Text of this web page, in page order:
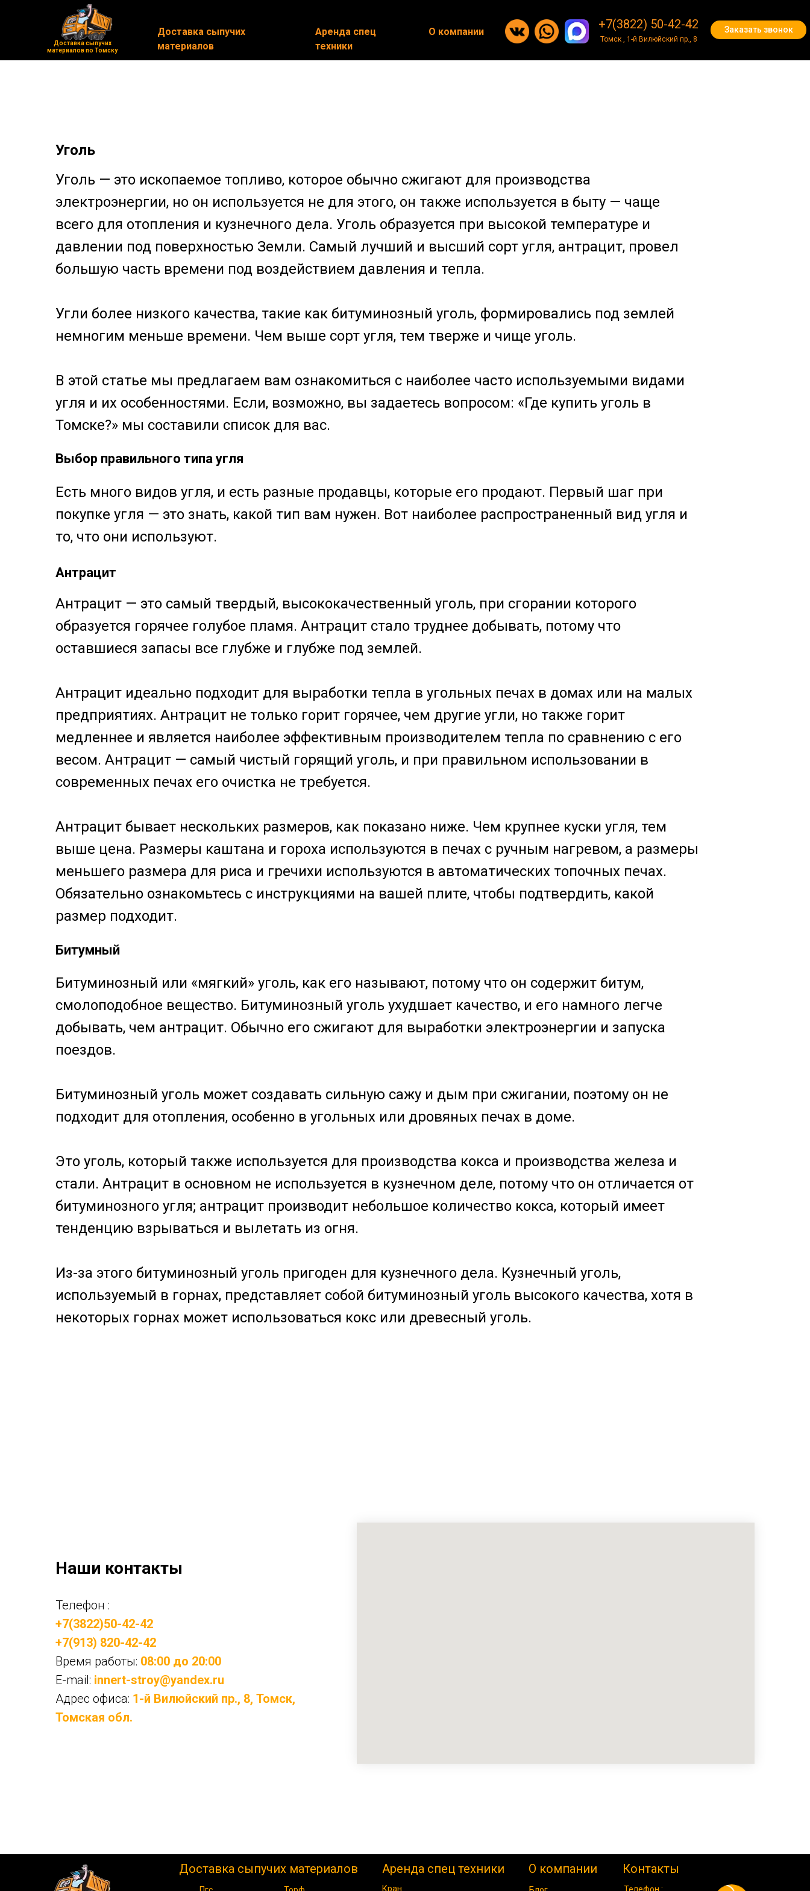
Доставка сыпучих
материалов по Томску
Заказать звонок
+7(3822) 50-42-42
Томск , 1-й Вилюйский пр., 8
Доставка сыпучих
материалов
Аренда спец
техники
О компании Заказать звонок
Доставка сыпучих
материалов по Томску
+7(3822) 50-42-42
Доставка сыпучих
материалов
Аренда спец
техники
О компании
Уголь — это ископаемое топливо, которое обычно сжигают для производства
электроэнергии, но он используется не для этого, он также используется в быту — чаще
всего для отопления и кузнечного дела. Уголь образуется при высокой температуре и
давлении под поверхностью Земли. Самый лучший и высший сорт угля, антрацит, провел
большую часть времени под воздействием давления и тепла.
Угли более низкого качества, такие как битуминозный уголь, формировались под землей
немногим меньше времени. Чем выше сорт угля, тем тверже и чище уголь.
В этой статье мы предлагаем вам ознакомиться с наиболее часто используемыми видами
угля и их особенностями. Если, возможно, вы задаетесь вопросом: «Где купить уголь в
Томске?» мы составили список для вас.
Есть много видов угля, и есть разные продавцы, которые его продают. Первый шаг при
покупке угля — это знать, какой тип вам нужен. Вот наиболее распространенный вид угля и
то, что они используют.
Антрацит — это самый твердый, высококачественный уголь, при сгорании которого
образуется горячее голубое пламя. Антрацит стало труднее добывать, потому что
оставшиеся запасы все глубже и глубже под землей.
Антрацит идеально подходит для выработки тепла в угольных печах в домах или на малых
предприятиях. Антрацит не только горит горячее, чем другие угли, но также горит
медленнее и является наиболее эффективным производителем тепла по сравнению с его
весом. Антрацит — самый чистый горящий уголь, и при правильном использовании в
современных печах его очистка не требуется.
Антрацит бывает нескольких размеров, как показано ниже. Чем крупнее куски угля, тем
выше цена. Размеры каштана и гороха используются в печах с ручным нагревом, а размеры
меньшего размера для риса и гречихи используются в автоматических топочных печах.
Обязательно ознакомьтесь с инструкциями на вашей плите, чтобы подтвердить, какой
размер подходит.
Битуминозный или «мягкий» уголь, как его называют, потому что он содержит битум,
смолоподобное вещество. Битуминозный уголь ухудшает качество, и его намного легче
добывать, чем антрацит. Обычно его сжигают для выработки электроэнергии и запуска
поездов.
Битуминозный уголь может создавать сильную сажу и дым при сжигании, поэтому он не
подходит для отопления, особенно в угольных или дровяных печах в доме.
Это уголь, который также используется для производства кокса и производства железа и
стали. Антрацит в основном не используется в кузнечном деле, потому что он отличается от
битуминозного угля; антрацит производит небольшое количество кокса, который имеет
тенденцию взрываться и вылетать из огня.
Из-за этого битуминозный уголь пригоден для кузнечного дела. Кузнечный уголь,
используемый в горнах, представляет собой битуминозный уголь высокого качества, хотя в
некоторых горнах может использоваться кокс или древесный уголь.
Уголь
Выбор правильного типа угля
Антрацит
Битумный
Наши контакты
Телефон :
+7(3822)50-42-42
+7(913) 820-42-42
Время работы: 08:00 до 20:00
E-mail: innert-stroy@yandex.ru
Адрес офиса: 1-й Вилюйский пр., 8, Томск,
Томская обл.
Доставка сыпучих материалов Аренда спец техники О компании Контакты
Кран